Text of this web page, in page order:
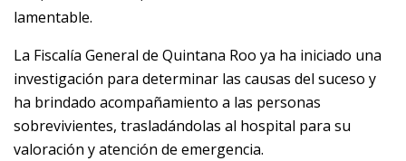
lamentable.
La Fiscalía General de Quintana Roo ya ha iniciado una
investigación para determinar las causas del suceso y
ha brindado acompañamiento a las personas
sobrevivientes, trasladándolas al hospital para su
valoración y atención de emergencia.